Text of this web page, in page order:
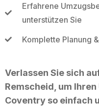
Erfahrene
unterstützen Sie
Komplette Planung
Verlassen Sie sich
Remscheid, um
Coventry so einfach